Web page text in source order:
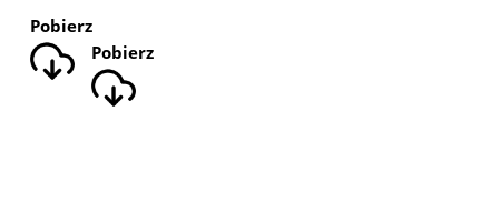
Pobierz
Pobierz